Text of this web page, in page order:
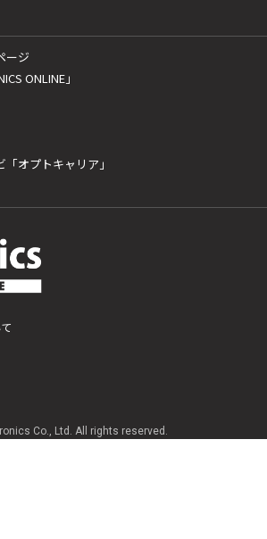
ージ
ONLINE」
オプトキャリア」
Co., Ltd. All rights reserved.